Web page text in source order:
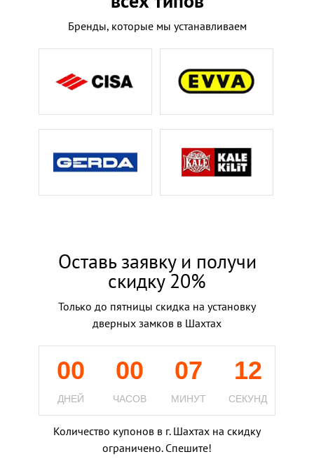
Бренды, которые мы устанавливаем
Оставь заявку и получи
скидку 20%
Только до пятницы скидка на установку
дверных замков в Шахтах
00 00 07 11
ДНЕЙ ЧАСОВ МИНУТ СЕКУНД
Количество купонов в г. Шахтах на скидку
ограничено. Спешите!